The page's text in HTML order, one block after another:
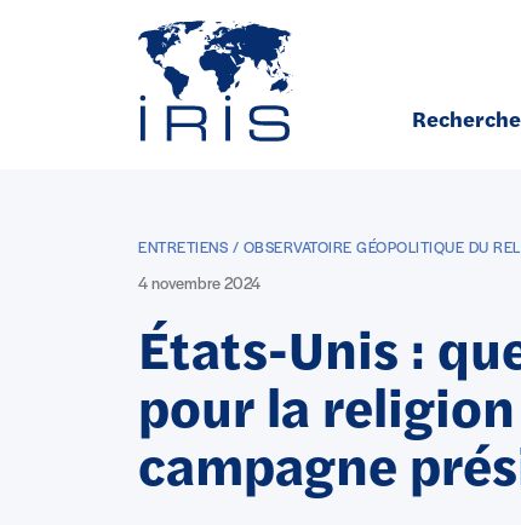
Recherche
ENTRETIENS / OBSERVATOIRE GÉOPOLITIQUE DU
4 novembre 2024
États-Unis :
pour la religion
campagne